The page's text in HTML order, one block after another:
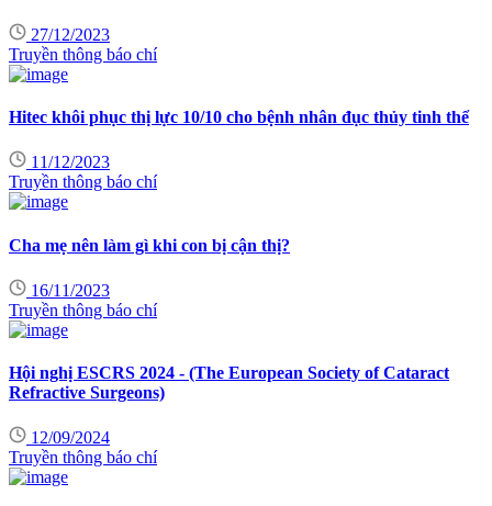
27/12/2023
Truyền thông báo chí
Hitec khôi phục thị lực 10/10 cho bệnh nhân đục thủy tinh thể
11/12/2023
Truyền thông báo chí
Cha mẹ nên làm gì khi con bị cận thị?
16/11/2023
Truyền thông báo chí
Hội nghị ESCRS 2024 - (The European Society of Cataract
Refractive Surgeons)
12/09/2024
Truyền thông báo chí